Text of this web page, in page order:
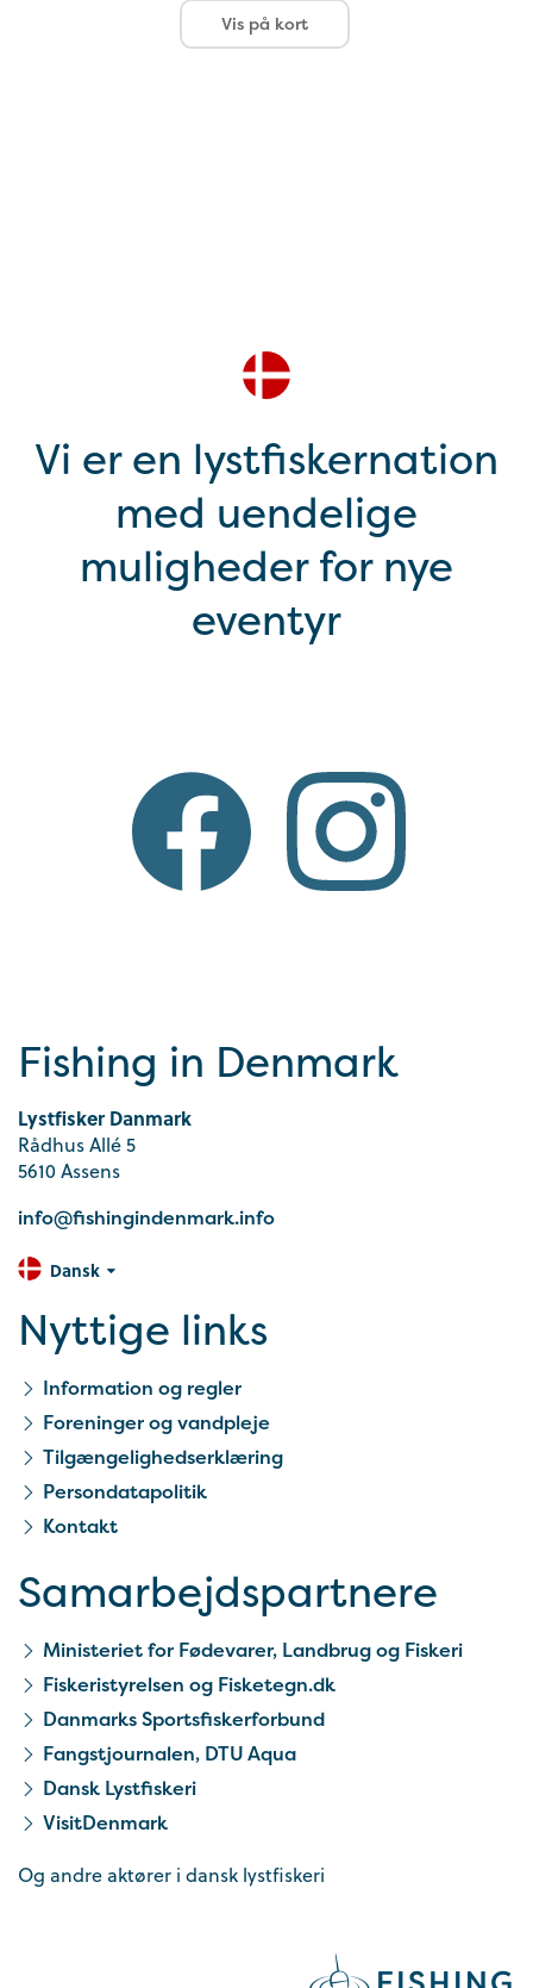
Vis på kort
Vi er en lystfiskernation
med uendelige
muligheder for nye
eventyr
Fishing in Denmark
Lystfisker Danmark
Rådhus Allé 5
5610 Assens
info@fishingindenmark.info
Dansk
Nyttige links
Information og regler
Foreninger og vandpleje
Tilgængelighedserklæring
Persondatapolitik
Kontakt
Samarbejds­partnere
Ministeriet for Fødevarer, Landbrug og Fiskeri
Fiskeristyrelsen og Fisketegn.dk
Danmarks Sportsfiskerforbund
Fangstjournalen, DTU Aqua
Dansk Lystfiskeri
VisitDenmark
Og andre aktører i dansk lystfiskeri